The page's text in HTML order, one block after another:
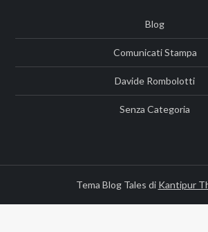
Blog
Comunicati Stampa
Davide Rombolotti
Senza Categoria
Tema Blog Tales di Kantipur